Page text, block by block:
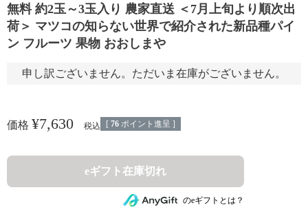
無料 約2玉～3玉入り 農家直送 ＜7月上旬より順次出
荷＞ マツコの知らない世界で紹介された新品種パイ
ン フルーツ 果物 おおしまや
申し訳ございません。ただいま在庫がございません。
価格 ¥7,630 税込 [ 76 ポイント進呈 ]
eギフト在庫切れ
のeギフトとは？